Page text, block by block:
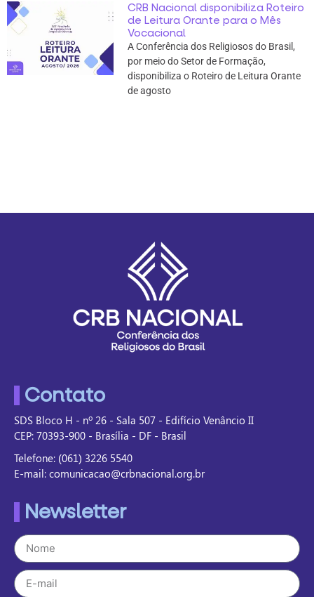
CRB Nacional disponibiliza Roteiro
de Leitura Orante para o Mês
Vocacional
A Conferência dos Religiosos do Brasil,
por meio do Setor de Formação,
disponibiliza o Roteiro de Leitura Orante
de agosto
Contato
SDS Bloco H - nº 26 - Sala 507 - Edifício Venâncio II
CEP: 70393-900 - Brasília - DF - Brasil
Telefone: (061) 3226 5540
E-mail: comunicacao@crbnacional.org.br
Newsletter